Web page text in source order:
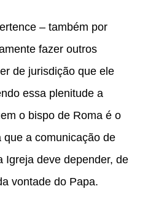
– também por
fazer outros
de jurisdição que ele
essa plenitude a
o bispo de Roma é o
a comunicação de
Igreja deve depender, de
vontade do Papa.